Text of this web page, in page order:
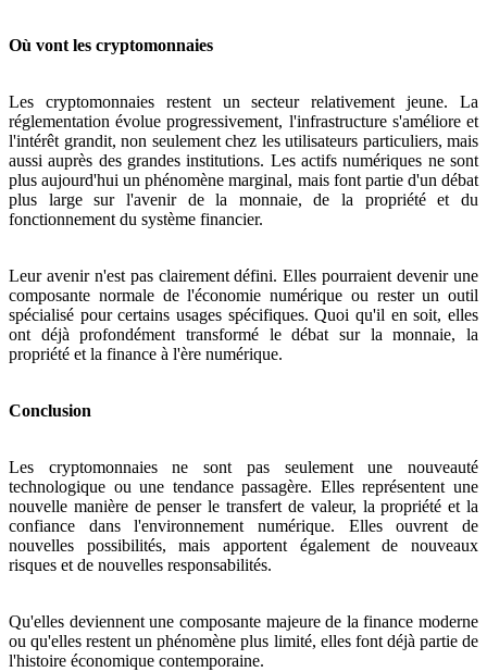
Où vont les cryptomonnaies
Les cryptomonnaies restent un secteur relativement jeune. La
réglementation évolue progressivement, l'infrastructure s'améliore et
l'intérêt grandit, non seulement chez les utilisateurs particuliers, mais
aussi auprès des grandes institutions. Les actifs numériques ne sont
plus aujourd'hui un phénomène marginal, mais font partie d'un débat
plus large sur l'avenir de la monnaie, de la propriété et du
fonctionnement du système financier.
Leur avenir n'est pas clairement défini. Elles pourraient devenir une
composante normale de l'économie numérique ou rester un outil
spécialisé pour certains usages spécifiques. Quoi qu'il en soit, elles
ont déjà profondément transformé le débat sur la monnaie, la
propriété et la finance à l'ère numérique.
Conclusion
Les cryptomonnaies ne sont pas seulement une nouveauté
technologique ou une tendance passagère. Elles représentent une
nouvelle manière de penser le transfert de valeur, la propriété et la
confiance dans l'environnement numérique. Elles ouvrent de
nouvelles possibilités, mais apportent également de nouveaux
risques et de nouvelles responsabilités.
Qu'elles deviennent une composante majeure de la finance moderne
ou qu'elles restent un phénomène plus limité, elles font déjà partie de
l'histoire économique contemporaine.